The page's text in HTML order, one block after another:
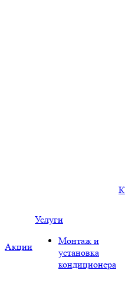
Акции
Услуги
Монтаж и
установка
кондиционера